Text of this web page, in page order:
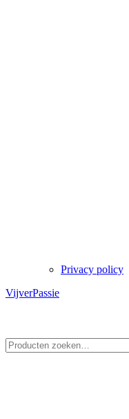
Privacy policy
VijverPassie
naar: